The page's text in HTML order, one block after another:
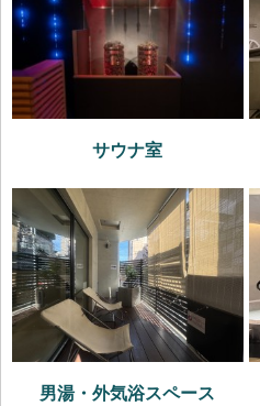
サウナ室
男湯・外気浴スペース